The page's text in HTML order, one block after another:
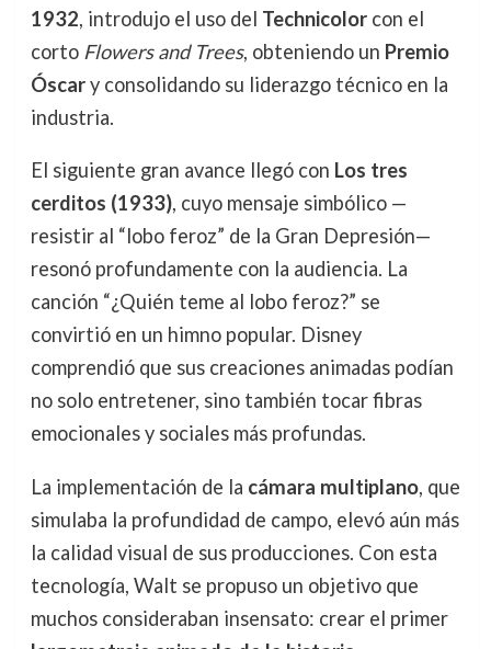
1932, introdujo el uso del Technicolorcon el
corto Flowers and Trees, obteniendo un Premio
Óscary consolidando su liderazgo técnico en la
industria.
El siguiente gran avance llegó con Los tres
cerditos (1933), cuyo mensaje simbólico —
resistir al “lobo feroz” de la Gran Depresión—
resonó profundamente con la audiencia. La
canción “¿Quién teme al lobo feroz?” se
convirtió en un himno popular. Disney
comprendió que sus creaciones animadas podían
no solo entretener, sino también tocar fibras
emocionales y sociales más profundas.
La implementación de la cámara multiplano, que
simulaba la profundidad de campo, elevó aún más
la calidad visual de sus producciones. Con esta
tecnología, Walt se propuso un objetivo que
muchos consideraban insensato: crear el primer